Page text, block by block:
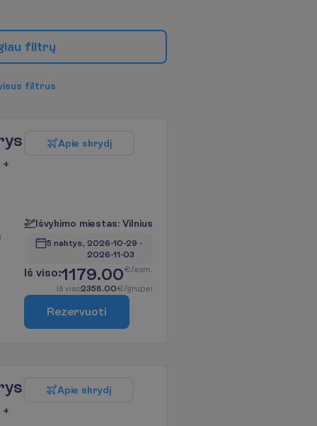
iau filtrų
isus filtrus
+
Išvykimo miestas: Vilnius
5 naktys, 2026-10-29 -
2026-11-03
Iš viso:1179.00€/asm.
Iš viso2358.00€/grupei
Apie skrydį
Rezervuoti
+
Apie skrydį